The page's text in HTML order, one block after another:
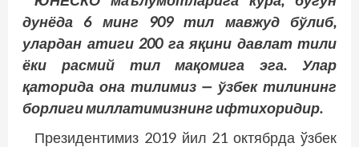
дунёда 6 минг 909 тил мавжуд бўлиб,
улардан атиги 200 га яқини давлат тили
ёки расмий тил мақомига эга. Улар
қаторида она тилимиз — ўзбек тилининг
борлиги миллатимизнинг ифтихоридир.
Президентимиз 2019 йил 21 октябрда ўзбек